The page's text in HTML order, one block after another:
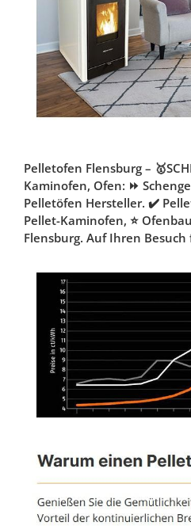
Pelletofen Flensburg –
Kaminofen, Ofen: ⏩
Pelletöfen Hersteller. ✔️
Pellet-Kaminofen, ⭐
Flensburg. Auf Ihren